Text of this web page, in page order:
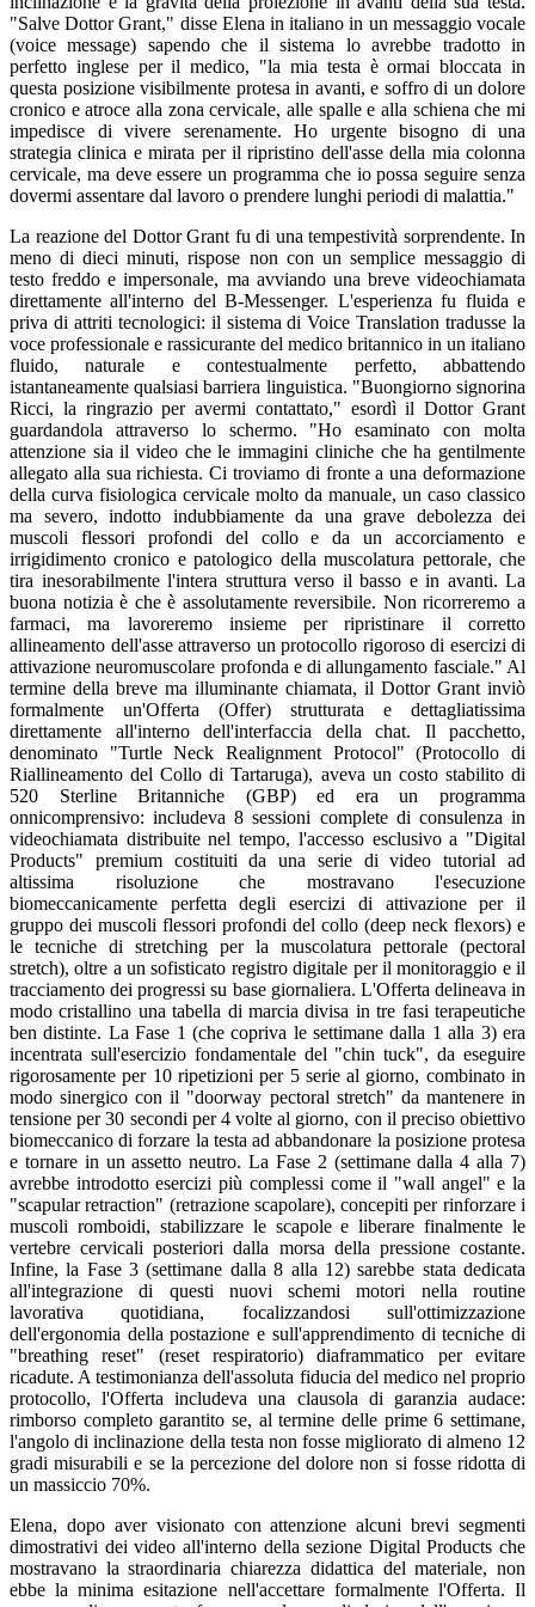
"Salve Dottor Grant," disse Elena in italiano in un messaggio vocale
(voice message) sapendo che il sistema lo avrebbe tradotto in
perfetto inglese per il medico, "la mia testa è ormai bloccata in
questa posizione visibilmente protesa in avanti, e soffro di un dolore
cronico e atroce alla zona cervicale, alle spalle e alla schiena che mi
impedisce di vivere serenamente. Ho urgente bisogno di una
strategia clinica e mirata per il ripristino dell'asse della mia colonna
cervicale, ma deve essere un programma che io possa seguire senza
dovermi assentare dal lavoro o prendere lunghi periodi di malattia."
La reazione del Dottor Grant fu di una tempestività sorprendente. In
meno di dieci minuti, rispose non con un semplice messaggio di
testo freddo e impersonale, ma avviando una breve videochiamata
direttamente all'interno del B-Messenger. L'esperienza fu fluida e
priva di attriti tecnologici: il sistema di Voice Translation tradusse la
voce professionale e rassicurante del medico britannico in un italiano
fluido, naturale e contestualmente perfetto, abbattendo
istantaneamente qualsiasi barriera linguistica. "Buongiorno signorina
Ricci, la ringrazio per avermi contattato," esordì il Dottor Grant
guardandola attraverso lo schermo. "Ho esaminato con molta
attenzione sia il video che le immagini cliniche che ha gentilmente
allegato alla sua richiesta. Ci troviamo di fronte a una deformazione
della curva fisiologica cervicale molto da manuale, un caso classico
ma severo, indotto indubbiamente da una grave debolezza dei
muscoli flessori profondi del collo e da un accorciamento e
irrigidimento cronico e patologico della muscolatura pettorale, che
tira inesorabilmente l'intera struttura verso il basso e in avanti. La
buona notizia è che è assolutamente reversibile. Non ricorreremo a
farmaci, ma lavoreremo insieme per ripristinare il corretto
allineamento dell'asse attraverso un protocollo rigoroso di esercizi di
attivazione neuromuscolare profonda e di allungamento fasciale." Al
termine della breve ma illuminante chiamata, il Dottor Grant inviò
formalmente un'Offerta (Offer) strutturata e dettagliatissima
direttamente all'interno dell'interfaccia della chat. Il pacchetto,
denominato "Turtle Neck Realignment Protocol" (Protocollo di
Riallineamento del Collo di Tartaruga), aveva un costo stabilito di
520 Sterline Britanniche (GBP) ed era un programma
onnicomprensivo: includeva 8 sessioni complete di consulenza in
videochiamata distribuite nel tempo, l'accesso esclusivo a "Digital
Products" premium costituiti da una serie di video tutorial ad
altissima risoluzione che mostravano l'esecuzione
biomeccanicamente perfetta degli esercizi di attivazione per il
gruppo dei muscoli flessori profondi del collo (deep neck flexors) e
le tecniche di stretching per la muscolatura pettorale (pectoral
stretch), oltre a un sofisticato registro digitale per il monitoraggio e il
tracciamento dei progressi su base giornaliera. L'Offerta delineava in
modo cristallino una tabella di marcia divisa in tre fasi terapeutiche
ben distinte. La Fase 1 (che copriva le settimane dalla 1 alla 3) era
incentrata sull'esercizio fondamentale del "chin tuck", da eseguire
rigorosamente per 10 ripetizioni per 5 serie al giorno, combinato in
modo sinergico con il "doorway pectoral stretch" da mantenere in
tensione per 30 secondi per 4 volte al giorno, con il preciso obiettivo
biomeccanico di forzare la testa ad abbandonare la posizione protesa
e tornare in un assetto neutro. La Fase 2 (settimane dalla 4 alla 7)
avrebbe introdotto esercizi più complessi come il "wall angel" e la
"scapular retraction" (retrazione scapolare), concepiti per rinforzare i
muscoli romboidi, stabilizzare le scapole e liberare finalmente le
vertebre cervicali posteriori dalla morsa della pressione costante.
Infine, la Fase 3 (settimane dalla 8 alla 12) sarebbe stata dedicata
all'integrazione di questi nuovi schemi motori nella routine
lavorativa quotidiana, focalizzandosi sull'ottimizzazione
dell'ergonomia della postazione e sull'apprendimento di tecniche di
"breathing reset" (reset respiratorio) diaframmatico per evitare
ricadute. A testimonianza dell'assoluta fiducia del medico nel proprio
protocollo, l'Offerta includeva una clausola di garanzia audace:
rimborso completo garantito se, al termine delle prime 6 settimane,
l'angolo di inclinazione della testa non fosse migliorato di almeno 12
gradi misurabili e se la percezione del dolore non si fosse ridotta di
un massiccio 70%.
Elena, dopo aver visionato con attenzione alcuni brevi segmenti
dimostrativi dei video all'interno della sezione Digital Products che
mostravano la straordinaria chiarezza didattica del materiale, non
ebbe la minima esitazione nell'accettare formalmente l'Offerta. Il